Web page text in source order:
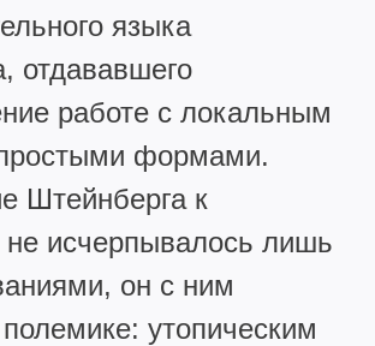
языка
отдававшего
работе с локальным
формами.
Штейнберга к
не исчерпывалось лишь
он с ним
утопическим